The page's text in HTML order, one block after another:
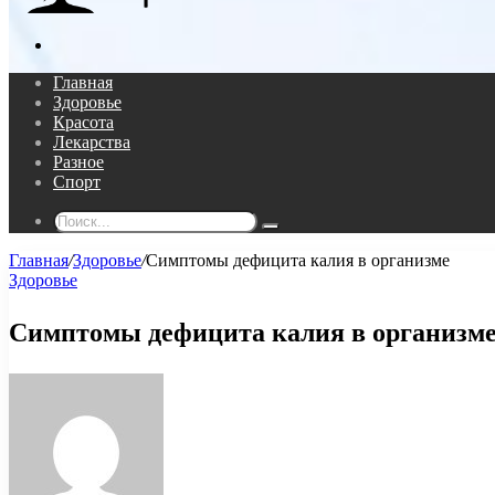
Главная
Здоровье
Красота
Лекарства
Разное
Спорт
Поиск...
Главная/Здоровье/Симптомы дефицита калия в организме
Здоровье
Симптомы дефицита калия в